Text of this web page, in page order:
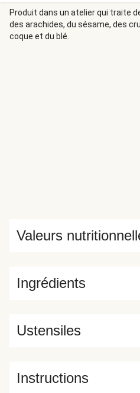
Produit dans un atelier qui traite
des arachides, du sésame, des
coque et du blé.
Ingrédients
Valeurs
Ustensiles
Instructions